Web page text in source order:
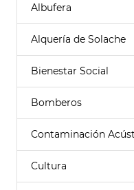
Albufera
Alquería de Solache
Bienestar Social
Bomberos
Contaminación
Cultura